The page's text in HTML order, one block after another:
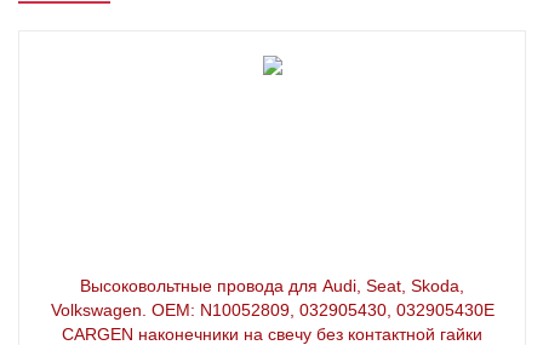
Высоковольтные провода для Audi, Seat, Skoda,
Volkswagen. OEM: N10052809, 032905430, 032905430E
CARGEN наконечники на свечу без контактной гайки